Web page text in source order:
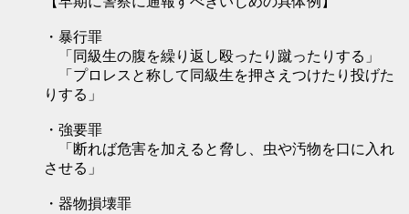
・暴行罪
「同級生の腹を繰り返し殴ったり蹴ったりする」
「プロレスと称して同級生を押さえつけたり投げた
りする」
・強要罪
「断れば危害を加えると脅し、虫や汚物を口に入れ
させる」
・器物損壊罪